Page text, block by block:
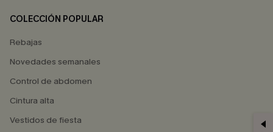
COLECCIÓN POPULAR
Rebajas
Novedades semanales
Control de abdomen
Cintura alta
Vestidos de fiesta